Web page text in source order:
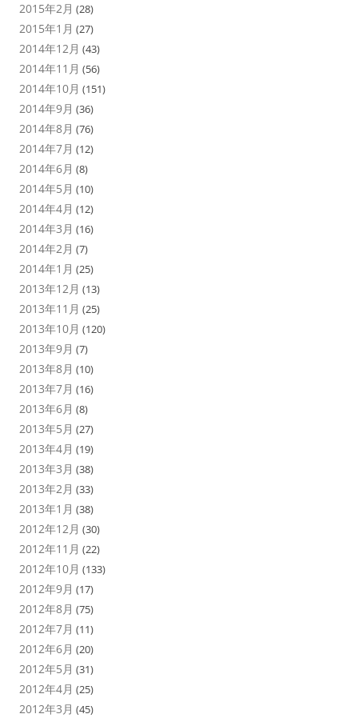
2015年2月 (28)
2015年1月 (27)
2014年12月 (43)
2014年11月 (56)
2014年10月 (151)
2014年9月 (36)
2014年8月 (76)
2014年7月 (12)
2014年6月 (8)
2014年5月 (10)
2014年4月 (12)
2014年3月 (16)
2014年2月 (7)
2014年1月 (25)
2013年12月 (13)
2013年11月 (25)
2013年10月 (120)
2013年9月 (7)
2013年8月 (10)
2013年7月 (16)
2013年6月 (8)
2013年5月 (27)
2013年4月 (19)
2013年3月 (38)
2013年2月 (33)
2013年1月 (38)
2012年12月 (30)
2012年11月 (22)
2012年10月 (133)
2012年9月 (17)
2012年8月 (75)
2012年7月 (11)
2012年6月 (20)
2012年5月 (31)
2012年4月 (25)
2012年3月 (45)